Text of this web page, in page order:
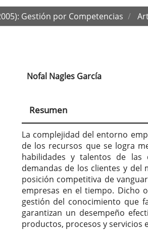
Gestión por Competencias
Contenido
principal
del
artículo
Nofal Nagles García
Resumen
La complejidad del entorno
de los recursos que se logra
habilidades y talentos de las
demandas de los clientes y del
posición competitiva de
empresas en el tiempo. Dicho
gestión del conocimiento que
garantizan un desempeño
productos, procesos y servicios